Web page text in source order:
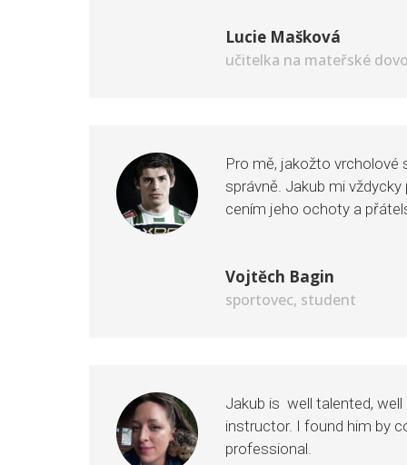
Lucie Mašková
učitelka na mateřské
Pro mě, jakožto
správně. Jakub mi
cením jeho ochoty a
Vojtěch Bagin
sportovec, student
Jakub is well talented,
instructor. I found him by
professional.